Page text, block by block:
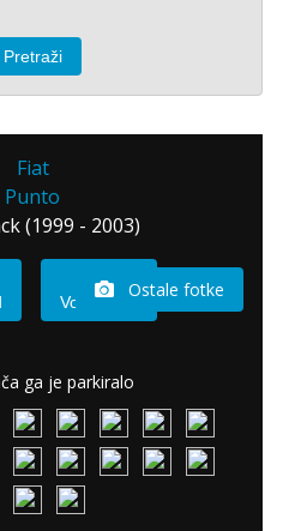
Fiat
Punto
(1999 - 2003)
Vozio sam
Ostale fotke
ga je parkiralo